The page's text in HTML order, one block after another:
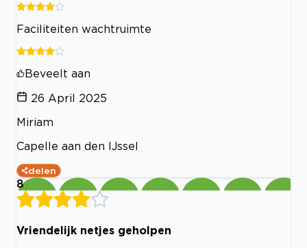
Faciliteiten wachtruimte
Beveelt aan
26 April 2025
Miriam
Capelle aan den IJssel
delen
8
Vriendelijk netjes geholpen